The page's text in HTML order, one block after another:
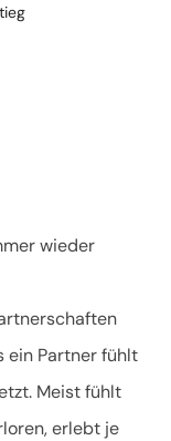
wieder
ein Partner fühlt
Meist fühlt
erlebt je